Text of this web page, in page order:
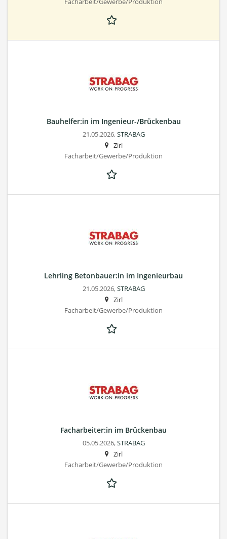
Bauhelfer:in im Ingenieur-/Brückenbau
21.05.2026,STRABAG
Zirl
Facharbeit/Gewerbe/Produktion
Lehrling Betonbauer:in im Ingenieurbau
21.05.2026,STRABAG
Zirl
Facharbeit/Gewerbe/Produktion
Facharbeiter:in im Brückenbau
05.05.2026,STRABAG
Zirl
Facharbeit/Gewerbe/Produktion